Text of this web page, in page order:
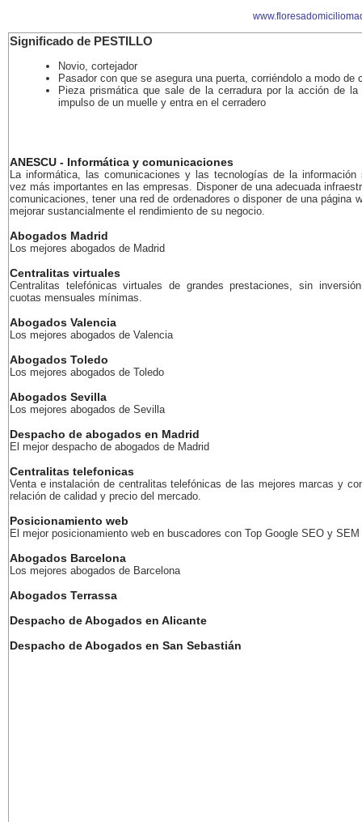
Significado de PESTILLO
Novio, cortejador
Pasador con que se asegura una puerta, corriéndolo a modo de
Pieza prismática que sale de la cerradura por la acción de
impulso de un muelle y entra en el cerradero
ANESCU - Informática y comunicaciones
La informática, las comunicaciones y las tecnologías de la información
vez más importantes en las empresas. Disponer de una adecuada
comunicaciones, tener una red de ordenadores o disponer de una página
mejorar sustancialmente el rendimiento de su negocio.
Abogados Madrid
Los mejores abogados de Madrid
Centralitas virtuales
Centralitas telefónicas virtuales de grandes prestaciones, sin
cuotas mensuales mínimas.
Abogados Valencia
Los mejores abogados de Valencia
Abogados Toledo
Los mejores abogados de Toledo
Abogados Sevilla
Los mejores abogados de Sevilla
Despacho de abogados en Madrid
El mejor despacho de abogados de Madrid
Centralitas telefonicas
Venta e instalación de centralitas telefónicas de las mejores marcas y
relación de calidad y precio del mercado.
Posicionamiento web
El mejor posicionamiento web en buscadores con Top Google SEO y SEM
Abogados Barcelona
Los mejores abogados de Barcelona
Abogados Terrassa
Despacho de Abogados en Alicante
Despacho de Abogados en San Sebastián